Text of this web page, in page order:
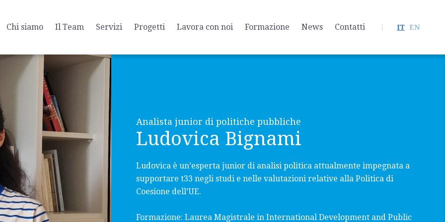
Chi siamo Il Team Servizi Progetti Lavora con noi Formazione News Contatti IT EN
Analista junior di politiche pubbliche
Ludovica Bignami
Ludovica è un’esperta junior di analisi politica attualmente impegnata a
supportare t33 negli studi e nelle valutazioni relative alla Politica di
Coesione dell’UE.
Formazione: Laurea Magistrale in International Development and Public